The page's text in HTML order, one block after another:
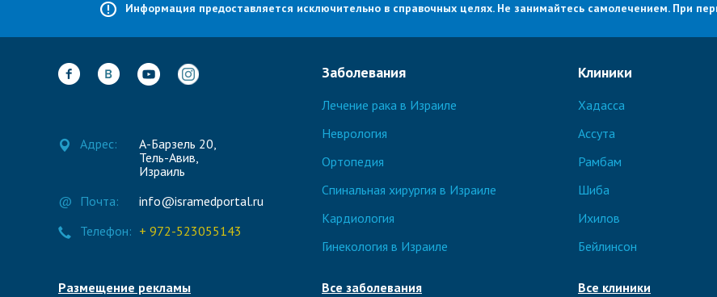
Информация предоставляется исключительно в справочных целях. Не занимайтесь самолечением. При
Адрес:
А-Барзель 20,
Тель-Авив,
Израиль
@ Почта:
info@isramedportal.ru
Телефон: + 972-523055143
Размещение рекламы
Заболевания
Лечение рака в Израиле
Неврология
Ортопедия
Спинальная хирургия в Израиле
Кардиология
Гинекология в Израиле
Все заболевания
Клиники
Хадасса
Ассута
Рамбам
Шиба
Ихилов
Бейлинсон
Все клиники